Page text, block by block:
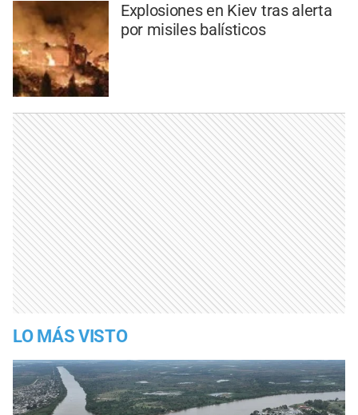
Explosiones en Kiev tras alerta
por misiles balísticos
LO MÁS VISTO